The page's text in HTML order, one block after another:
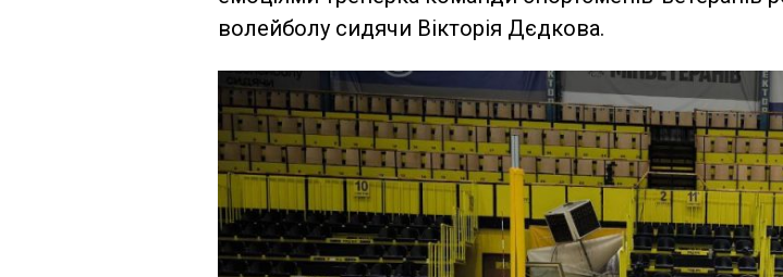
волейболу сидячи Вікторія Дєдкова.